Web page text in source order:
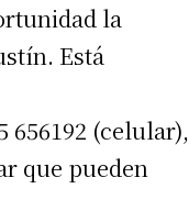
la
Está
656192 (celular),
que pueden